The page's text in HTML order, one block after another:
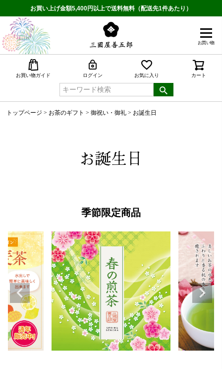
お買い上げ金額5,400円以上で送料無料（配送先1件あたり）
お買い物
お買い物ガイド ログイン お気に入り カート
トップページ お茶のギフト 御祝い・御礼 お誕生日
お誕生日
季節限定商品